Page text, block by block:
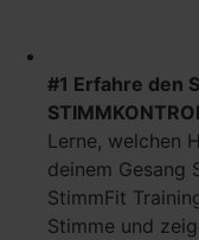
#1 Erfahre den
Lerne, welchen
deinem Gesang
StimmFit
Stimme und